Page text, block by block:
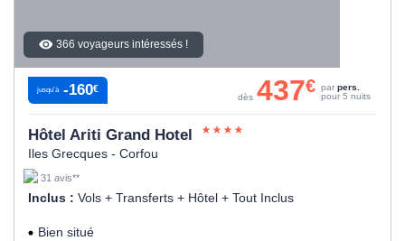
366 voyageurs intéressés !
Hôtel Ariti Grand Hotel
Iles Grecques - Corfou
31 avis**
Inclus : Vols + Transferts + Hôtel + Tout Inclus
Bien situé
jusqu’à -160€
dès 437€ par pers.
pour 5 nuits